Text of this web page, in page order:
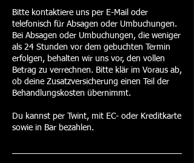
Bitte kontaktiere uns per E-Mail oder
telefonisch für Absagen oder Umbuchungen.
Bei Absagen oder Umbuchungen, die weniger
als 24 Stunden vor dem gebuchten Termin
erfolgen, behalten wir uns vor, den vollen
Betrag zu verrechnen. Bitte klär im Voraus ab,
ob deine Zusatzversicherung einen Teil der
Behandlungskosten übernimmt.
Du kannst per Twint, mit EC- oder Kreditkarte
sowie in Bar bezahlen.